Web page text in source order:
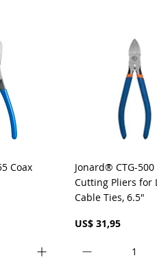
rápida
Coax
Visualização
Jonard® CTG-500
Cutting Pliers for
Cable Ties, 6.5"
Preço
US$ 31,95